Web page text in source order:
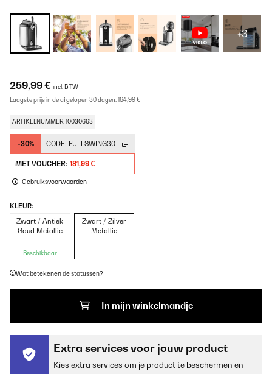
+3
259,99 € incl. BTW
Laagste prijs in de afgelopen 30 dagen:164,99 €
ARTIKELNUMMER: 10030663
-30% CODE: FULLSWING30
MET VOUCHER: 181,99 €
Gebruiksvoorwaarden
KLEUR:
Zwart / Antiek
Goud Metallic
Beschikbaar
Zwart / Zilver
Metallic
Wat betekenen de statussen?
In mijn winkelmandje
Extra services voor jouw product
Kies extra services om je product te beschermen en